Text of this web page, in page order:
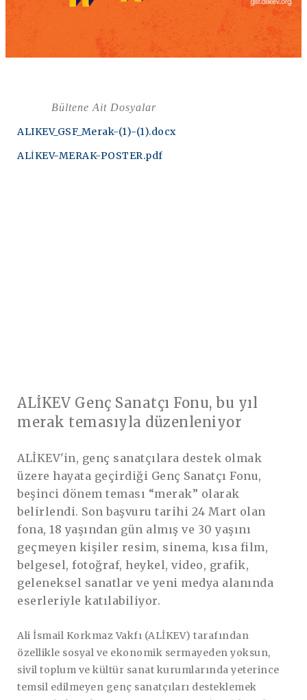
Bültene Ait Dosyalar
ALIKEV_GSF_Merak-(1)-(1).docx
ALİKEV-MERAK-POSTER.pdf
ALİKEV Genç Sanatçı Fonu, bu yıl
merak temasıyla düzenleniyor
ALİKEV'in, genç sanatçılara destek olmak
üzere hayata geçirdiği Genç Sanatçı Fonu,
beşinci dönem teması “merak” olarak
belirlendi. Son başvuru tarihi 24 Mart olan
fona, 18 yaşından gün almış ve 30 yaşını
geçmeyen kişiler resim, sinema, kısa film,
belgesel, fotoğraf, heykel, video, grafik,
geleneksel sanatlar ve yeni medya alanında
eserleriyle katılabiliyor.
Ali İsmail Korkmaz Vakfı (ALİKEV) tarafından
özellikle sosyal ve ekonomik sermayeden yoksun,
sivil toplum ve kültür sanat kurumlarında yeterince
temsil edilmeyen genç sanatçıları desteklemek